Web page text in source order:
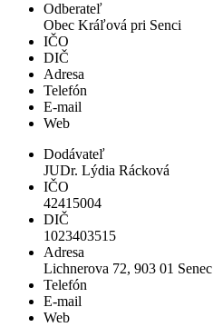
Odberateľ
Obec Kráľová pri Senci
IČO
DIČ
Adresa
Telefón
E-mail
Web
Dodávateľ
JUDr. Lýdia Rácková
IČO
42415004
DIČ
1023403515
Adresa
Lichnerova 72, 903 01 Senec
Telefón
E-mail
Web